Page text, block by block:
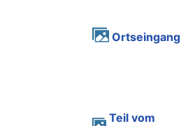
Ortseingang
Teil vom